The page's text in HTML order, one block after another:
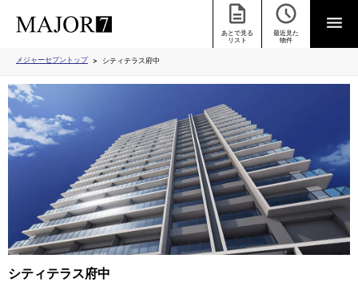
あとで見る
リスト
最近見た
物件
メジャーセブントップ シティテラス府中
シティテラス府中